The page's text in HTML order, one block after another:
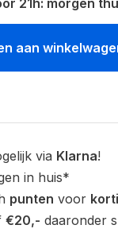
21h: morgen
aan
via Klarna!
in huis*
punten voor
€20,- daaronder